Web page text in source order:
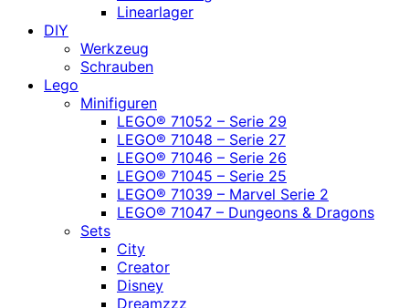
Linearlager
DIY
Werkzeug
Schrauben
Lego
Minifiguren
LEGO® 71052 – Serie 29
LEGO® 71048 – Serie 27
LEGO® 71046 – Serie 26
LEGO® 71045 – Serie 25
LEGO® 71039 – Marvel Serie 2
LEGO® 71047 – Dungeons & Dragons
Sets
City
Creator
Disney
Dreamzzz